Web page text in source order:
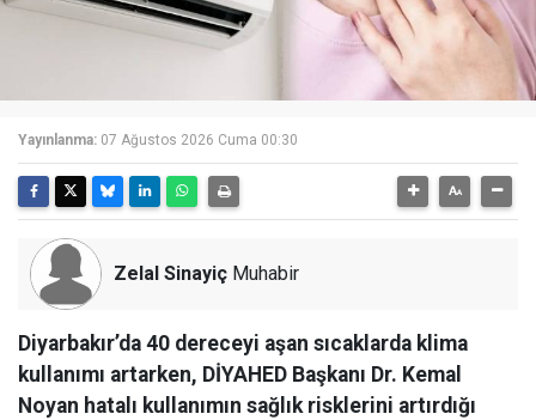
Yayınlanma: 07 Ağustos 2026 Cuma 00:30
Zelal Sinayiç Muhabir
Diyarbakır’da 40 dereceyi aşan sıcaklarda klima
kullanımı artarken, DİYAHED Başkanı Dr. Kemal
Noyan hatalı kullanımın sağlık risklerini artırdığı